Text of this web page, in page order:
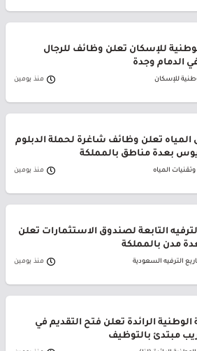
للإسكان تعلن وظائف للرجال
الدمام وجدة
للإسكان منذ يومين
تعلن وظائف شاغرة لحملة الدبلوم
بعدة مناطق بالمملكة
المياه منذ يومين
التابعة لصندوق الاستثمارات تعلن
مدن بالمملكة
الترفيه السعودية منذ يومين
الوطنية الرائدة تعلن فتح التقديم في
مبتدئ بالتوظيف